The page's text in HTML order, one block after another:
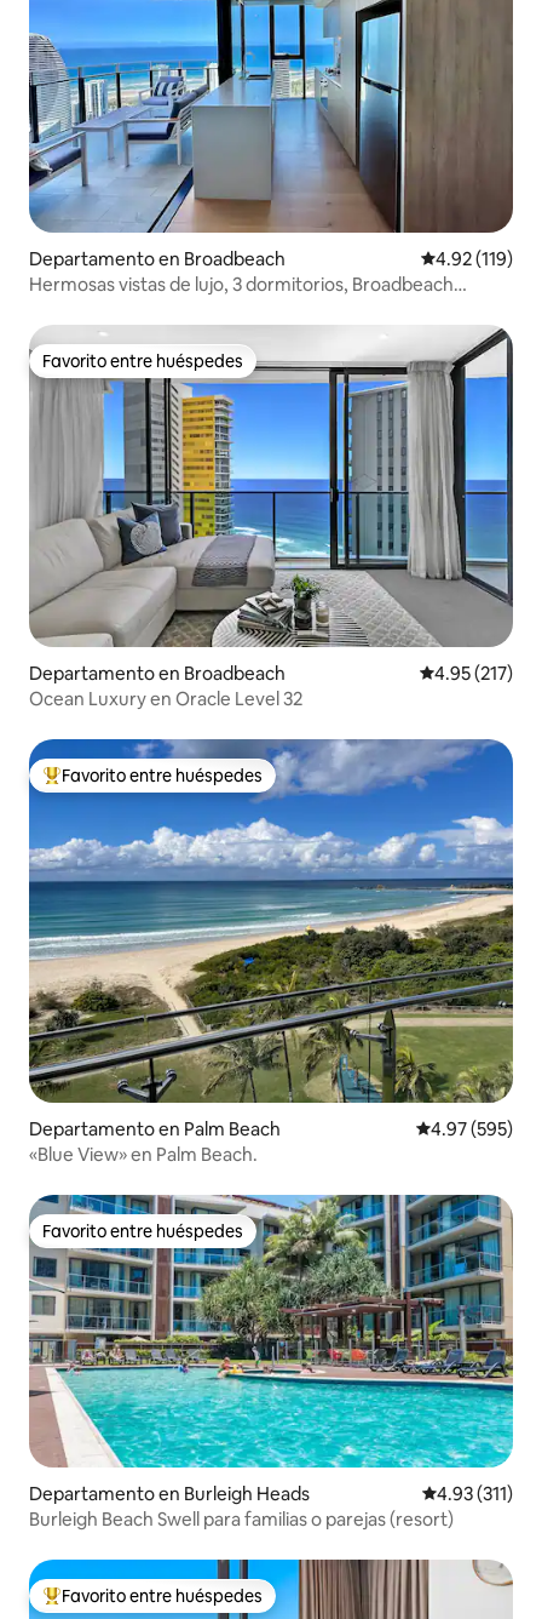
Departamento en Broadbeach Calificación
4.92 (119)
Hermosas vistas de lujo, 3 dormitorios, Broadbeach
Favorito entre huéspedes
Favorito entre huéspedes
Departamento en Broadbeach Calificación
4.95 (217)
Ocean Luxury en Oracle Level 32
De los mejores en Favorito entre huéspedes
Favorito entre huéspedes
Departamento en Palm Beach Calificación
4.97 (595)
«Blue View» en Palm Beach.
Favorito entre huéspedes
Favorito entre huéspedes
Departamento en Burleigh Heads Calificación
4.93 (311)
Burleigh Beach Swell para familias o parejas (resort)
De los mejores en Favorito entre huéspedes
Favorito entre huéspedes